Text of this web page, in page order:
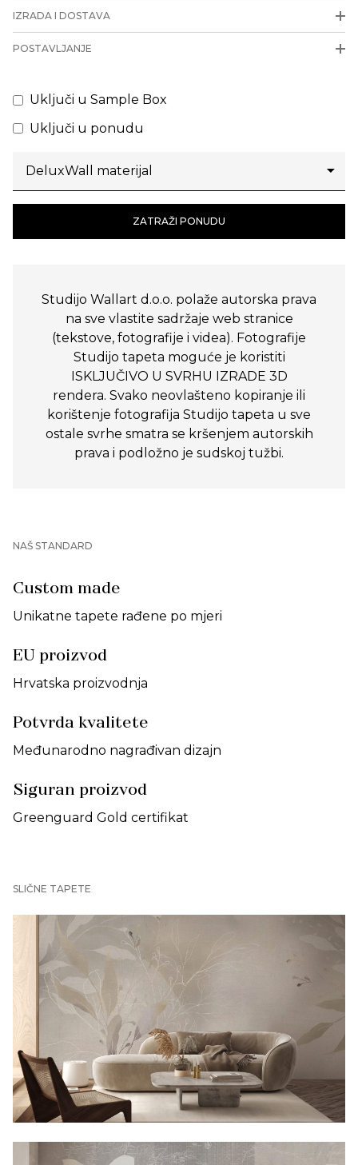
IZRADA I DOSTAVA
POSTAVLJANJE
Uključi u Sample Box
Uključi u ponudu
ZATRAŽI PONUDU
Studijo Wallart d.o.o. polaže autorska prava
na sve vlastite sadržaje web stranice
(tekstove, fotografije i videa). Fotografije
Studijo tapeta moguće je koristiti
ISKLJUČIVO U SVRHU IZRADE 3D
rendera. Svako neovlašteno kopiranje ili
korištenje fotografija Studijo tapeta u sve
ostale svrhe smatra se kršenjem autorskih
prava i podložno je sudskoj tužbi.
NAŠ STANDARD
Custom made
Unikatne tapete rađene po mjeri
EU proizvod
Hrvatska proizvodnja
Potvrda kvalitete
Međunarodno nagrađivan dizajn
Siguran proizvod
Greenguard Gold certifikat
SLIČNE TAPETE